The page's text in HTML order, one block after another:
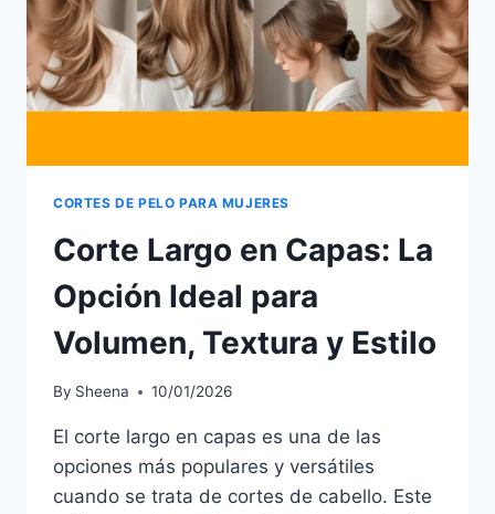
ELEGIR
EL
MEJOR
ESTILO
CORTES DE PELO PARA MUJERES
Corte Largo en Capas: La
Opción Ideal para
Volumen, Textura y Estilo
By Sheena 10/01/2026
El corte largo en capas es una de las
opciones más populares y versátiles
cuando se trata de cortes de cabello. Este